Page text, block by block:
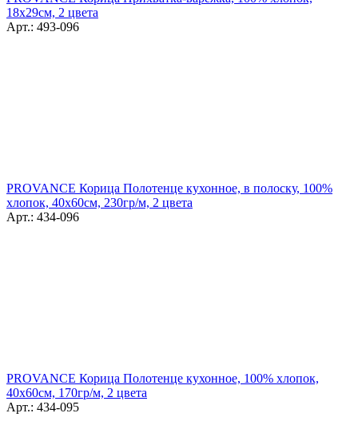
18х29см, 2 цвета
Арт.: 493-096
PROVANCE Корица Полотенце кухонное, в полоску, 100%
хлопок, 40х60см, 230гр/м, 2 цвета
Арт.: 434-096
PROVANCE Корица Полотенце кухонное, 100% хлопок,
40х60см, 170гр/м, 2 цвета
Арт.: 434-095